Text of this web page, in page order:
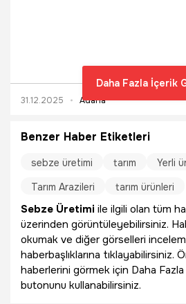
ederken, vatandaşlar buzlanma ve
uyarıldı. İşte Adana ilçe ilçe 5
31.12.2025 Adana
Daha Fazla İçerik
Benzer Haber Etiketleri
sebze üretimi tarım
Yerli
Tarım Arazileri
tarım ürünleri
Sebze Üretimi ile ilgili olan tüm
üzerinden görüntüleyebilirsiniz.
okumak ve diğer görselleri
haberbaşlıklarına tıklayabilirsiniz.
haberlerini görmek için Daha
butonunu kullanabilirsiniz.